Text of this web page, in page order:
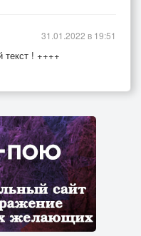
! ++++
31.01.2022 в 19:51